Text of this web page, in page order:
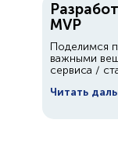
MVP
Поделимся
важными
сервиса /
Читать